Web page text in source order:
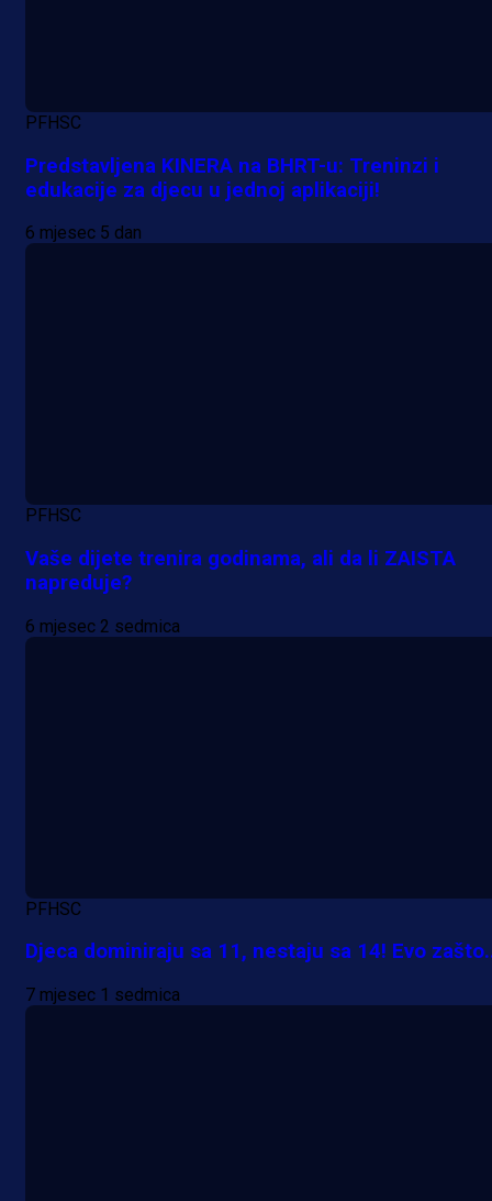
Lukić seli u Bundesligu? Dva
njemačka kluba krenula po bh.
PFHSC
Predstavljena KINERA na BHRT-u: Treninzi i
edukacije za djecu u jednoj aplikaciji!
6 mjesec 5 dan
PFHSC
Vaše dijete trenira godinama, ali da li ZAISTA
napreduje?
6 mjesec 2 sedmica
PFHSC
Djeca dominiraju sa 11, nestaju sa 14! Evo
7 mjesec 1 sedmica